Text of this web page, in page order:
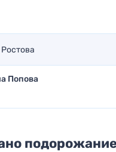
Попова